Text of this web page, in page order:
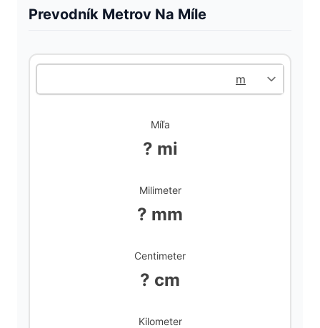
Prevodník Metrov Na Míle
Míľa
? mi
Milimeter
? mm
Centimeter
? cm
Kilometer